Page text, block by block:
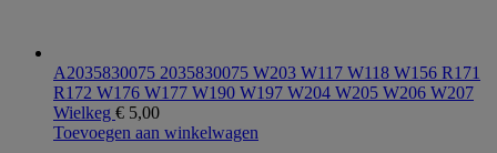
A2035830075 2035830075 W203 W117 W118 W156 R171
R172 W176 W177 W190 W197 W204 W205 W206 W207
Wielkeg € 5,00
Toevoegen aan winkelwagen